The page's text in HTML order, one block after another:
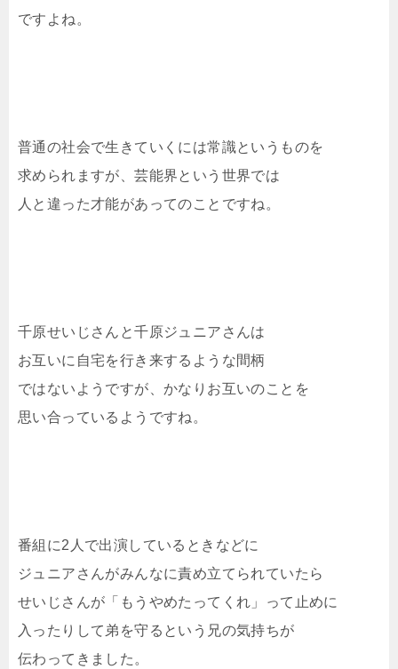
ですよね。
普通の社会で生きていくには常識というものを
求められますが、芸能界という世界では
人と違った才能があってのことですね。
千原せいじさんと千原ジュニアさんは
お互いに自宅を行き来するような間柄
ではないようですが、かなりお互いのことを
思い合っているようですね。
番組に2人で出演しているときなどに
ジュニアさんがみんなに責め立てられていたら
せいじさんが「もうやめたってくれ」って止めに
入ったりして弟を守るという兄の気持ちが
伝わってきました。